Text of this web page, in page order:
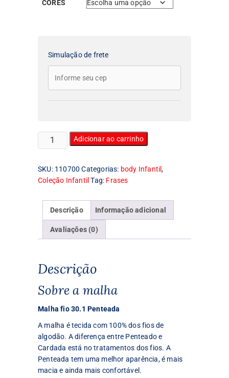
CORES
Simulação de frete
Body
Infantil
Caro
quantidade
Adicionar ao carrinho
SKU: 110700 Categorias: body Infantil,
Coleção Infantil Tag: Frases
Descrição Informação adicional
Avaliações (0)
Descrição
Sobre a malha
Malha fio 30.1 Penteada
A malha é tecida com 100% dos fios de
algodão. A diferença entre Penteado e
Cardada está no tratamentos dos fios. A
Penteada tem uma melhor aparência, é mais
macia e ainda mais confortável.